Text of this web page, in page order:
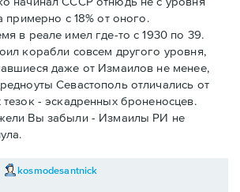
примерно с 18% от оного.
в реале имел где-то с 1930 по 39.
корабли совсем другого уровня,
даже от Измаилов не менее,
Севастополь отличались от
тезок - эскадренных броненосцев.
Вы забыли - Измаилы РИ не
kosmodesantnick